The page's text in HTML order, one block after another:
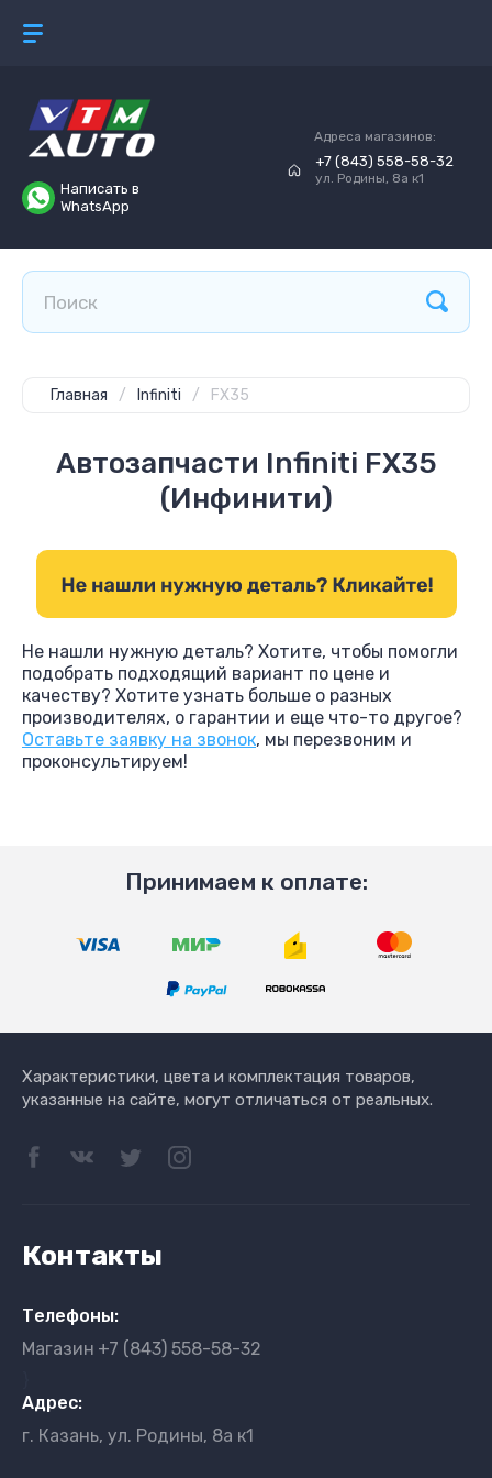
Написать в
WhatsApp
Адреса магазинов:
+7 (843) 558-58-32
ул. Родины, 8а к1
Главная / Infiniti / FX35
Автозапчасти Infiniti FX35
(Инфинити)
Не нашли нужную деталь? Хотите, чтобы помогли
подобрать подходящий вариант по цене и
качеству? Хотите узнать больше о разных
производителях, о гарантии и еще что-то другое?
Оставьте заявку на звонок, мы перезвоним и
проконсультируем!
Принимаем к оплате:
Характеристики, цвета и комплектация товаров,
указанные на сайте, могут отличаться от реальных.
Контакты
Телефоны:
Магазин +7 (843) 558-58-32
Адрес:
г. Казань, ул. Родины, 8а к1